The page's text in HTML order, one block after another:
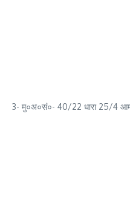
3- मु०अ०सं०- 40/22 धारा 25/4